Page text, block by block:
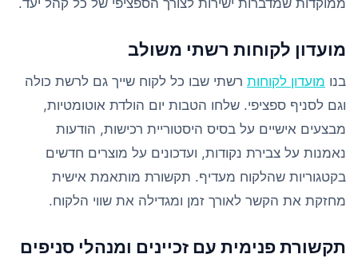
ממוקדות שמדברות ישירות לצורך הספציפי של כל קהל יעד.
מועדון לקוחות רשתי משולב
בנו מועדון לקוחות רשתי שבו כל לקוח שייך גם לרשת כולה
וגם לסניף ספציפי. שלחו הטבות יום הולדת אוטומטיות,
מבצעים אישיים על בסיס היסטוריית רכישות, הודעות
נאמנות על צבירת נקודות, ועדכונים על מוצרים חדשים
בקטגוריות שהלקוח מעדיף. תקשורת מותאמת אישית
מחזקת את הקשר לאורך זמן ומגדילה את שווי הלקוח.
תקשורת פנימית עם זכיינים ומנהלי סניפים